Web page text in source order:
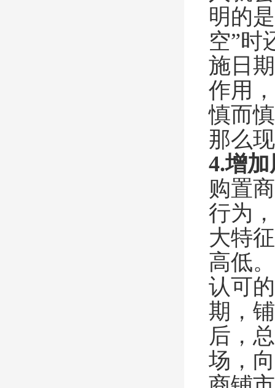
明的
空”时
施日
作用
慎而
那么
4.增
购置
行为
大特
高低
认可
期，
后，
场，